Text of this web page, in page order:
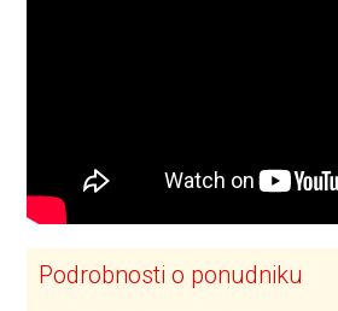
Podrobnosti o ponudniku